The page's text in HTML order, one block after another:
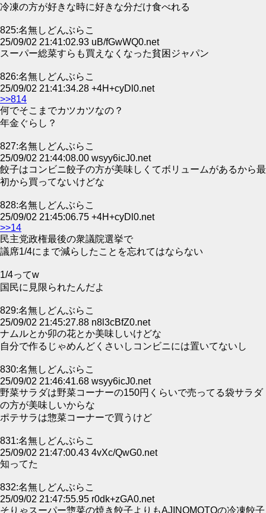
冷凍の方が好きな時に好きな分だけ食べれる
825:名無しどんぶらこ
25/09/02 21:41:02.93 uB/fGwWQ0.net
スーパー総菜すらも買えなくなった貧困ジャパン
826:名無しどんぶらこ
25/09/02 21:41:34.28 +4H+cyDl0.net
>>814
何でそこまでカツカツなの？
年金ぐらし？
827:名無しどんぶらこ
25/09/02 21:44:08.00 wsyy6icJ0.net
餃子はコンビニ餃子の方が美味しくてボリュームがあるから最
初から買ってないけどな
828:名無しどんぶらこ
25/09/02 21:45:06.75 +4H+cyDl0.net
>>14
民主党政権最後の衆議院選挙で
議席1/4にまで減らしたことを忘れてはならない
1/4ってw
国民に見限られたんだよ
829:名無しどんぶらこ
25/09/02 21:45:27.88 n8l3cBfZ0.net
ナムルとか卯の花とか美味しいけどな
自分で作るじゃめんどくさいしコンビニには置いてないし
830:名無しどんぶらこ
25/09/02 21:46:41.68 wsyy6icJ0.net
野菜サラダは野菜コーナーの150円くらいで売ってる袋サラダ
の方が美味しいからな
ポテサラは惣菜コーナーで買うけど
831:名無しどんぶらこ
25/09/02 21:47:00.43 4vXc/QwG0.net
知ってた
832:名無しどんぶらこ
25/09/02 21:47:55.95 r0dk+zGA0.net
そりゃスーパー惣菜の焼き餃子よりもAJINOMOTOの冷凍餃子